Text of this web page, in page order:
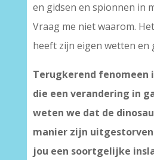
en gidsen en spionnen in
Vraag me niet waarom.
heeft zijn eigen wetten en
Terugkerend fenomeen
die een verandering in
weten we dat de
manier zijn
jou een soortgelijke